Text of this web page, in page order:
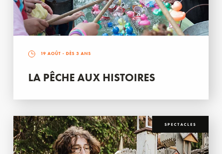
19 AOÛT - DÈS 3 ANS
LA PÊCHE AUX HISTOIRES
SPECTACLES